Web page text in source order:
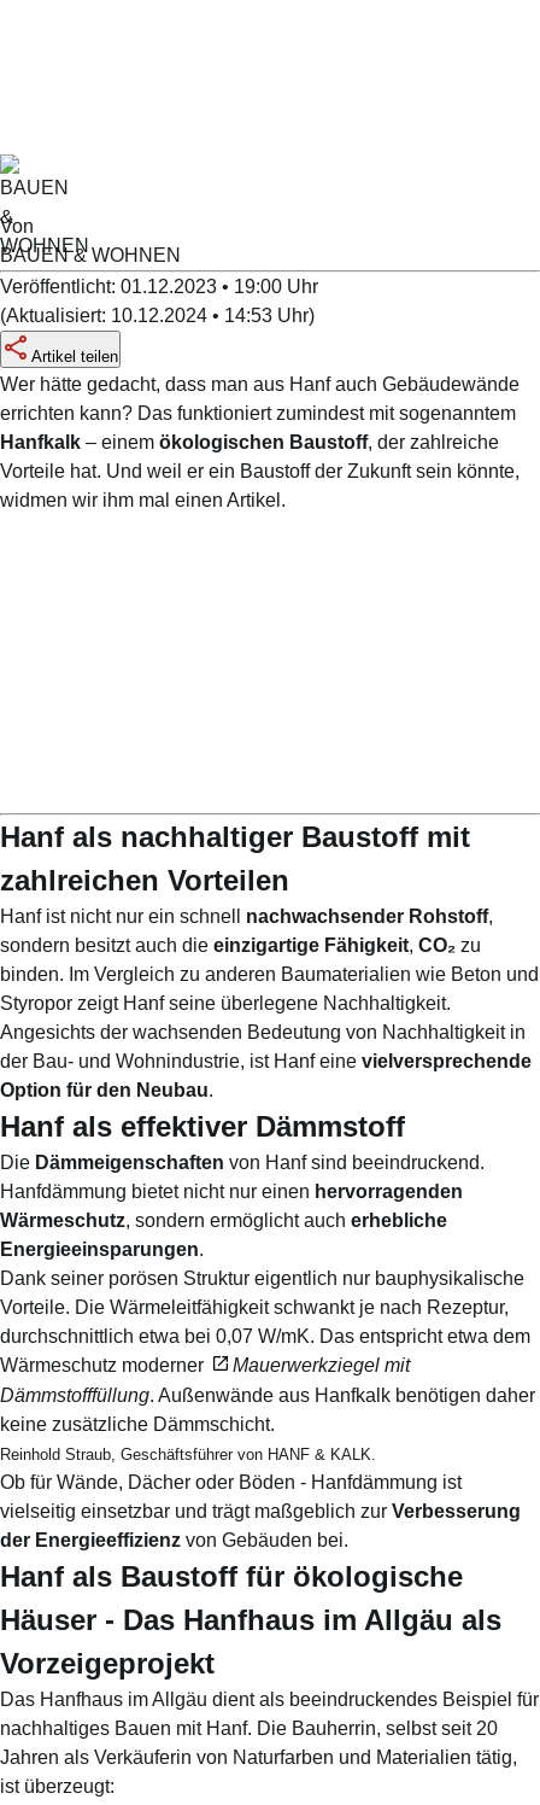
Von
BAUEN & WOHNEN
Veröffentlicht: 01.12.2023 • 19:00 Uhr
(Aktualisiert: 10.12.2024 • 14:53 Uhr)
Artikel teilen
Wer hätte gedacht, dass man aus Hanf auch Gebäudewände
errichten kann? Das funktioniert zumindest mit sogenanntem
Hanfkalk – einem ökologischen Baustoff, der zahlreiche
Vorteile hat. Und weil er ein Baustoff der Zukunft sein könnte,
widmen wir ihm mal einen Artikel.
Hanf als nachhaltiger Baustoff mit
zahlreichen Vorteilen
Hanf ist nicht nur ein schnell nachwachsender Rohstoff,
sondern besitzt auch die einzigartige Fähigkeit, CO₂ zu
binden. Im Vergleich zu anderen Baumaterialien wie Beton und
Styropor zeigt Hanf seine überlegene Nachhaltigkeit.
Angesichts der wachsenden Bedeutung von Nachhaltigkeit in
der Bau- und Wohnindustrie, ist Hanf eine vielversprechende
Option für den Neubau.
Hanf als effektiver Dämmstoff
Die Dämmeigenschaften von Hanf sind beeindruckend.
Hanfdämmung bietet nicht nur einen hervorragenden
Wärmeschutz, sondern ermöglicht auch erhebliche
Energieeinsparungen.
Dank seiner porösen Struktur eigentlich nur bauphysikalische
Vorteile. Die Wärmeleitfähigkeit schwankt je nach Rezeptur,
durchschnittlich etwa bei 0,07 W/mK. Das entspricht etwa dem
Wärmeschutz moderner
Mauerwerkziegel mit
Dämmstofffüllung. Außenwände aus Hanfkalk benötigen daher
keine zusätzliche Dämmschicht.
Reinhold Straub, Geschäftsführer von HANF & KALK.
Ob für Wände, Dächer oder Böden - Hanfdämmung ist
vielseitig einsetzbar und trägt maßgeblich zur Verbesserung
der Energieeffizienz von Gebäuden bei.
Hanf als Baustoff für ökologische
Häuser - Das Hanfhaus im Allgäu als
Vorzeigeprojekt
Das Hanfhaus im Allgäu dient als beeindruckendes Beispiel für
nachhaltiges Bauen mit Hanf. Die Bauherrin, selbst seit 20
Jahren als Verkäuferin von Naturfarben und Materialien tätig,
ist überzeugt: